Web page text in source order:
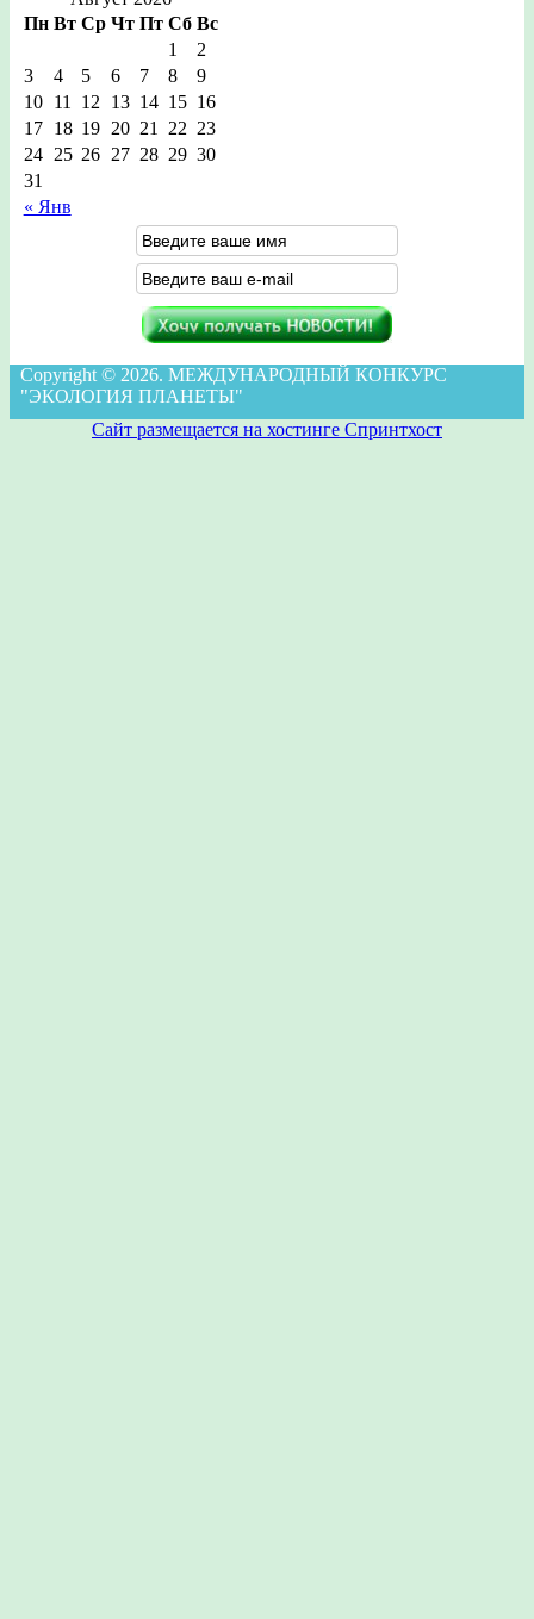
Пн Вт Ср Чт Пт Сб Вс
« Янв
1
2
3
4 5 6 7 8
9
10
11 12 13 14 15 16
17
18 19 20 21 22 23
24
25 26 27 28 29 30
31
Copyright © 2026. МЕЖДУНАРОДНЫЙ КОНКУРС
"ЭКОЛОГИЯ ПЛАНЕТЫ"
Сайт размещается на хостинге Спринтхост